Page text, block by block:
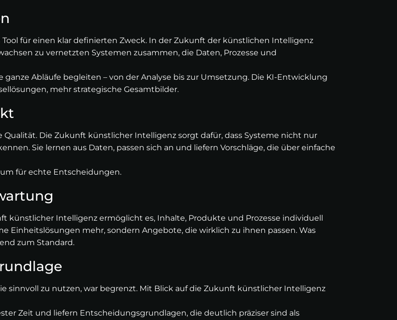
Tool für einen klar definierten Zweck. In der Zukunft der künstlichen Intelligenz
zu vernetzten Systemen zusammen, die Daten, Prozesse und
ganze Abläufe begleiten – von der Analyse bis zur Umsetzung. Die KI-Entwicklung
mehr strategische Gesamtbilder.
Qualität. Die Zukunft künstlicher Intelligenz sorgt dafür, dass Systeme nicht nur
Sie lernen aus Daten, passen sich an und liefern Vorschläge, die über einfache
für echte Entscheidungen.
künstlicher Intelligenz ermöglicht es, Inhalte, Produkte und Prozesse individuell
Einheitslösungen mehr, sondern Angebote, die wirklich zu ihnen passen. Was
zum Standard.
sinnvoll zu nutzen, war begrenzt. Mit Blick auf die Zukunft künstlicher Intelligenz
Zeit und liefern Entscheidungsgrundlagen, die deutlich präziser sind als